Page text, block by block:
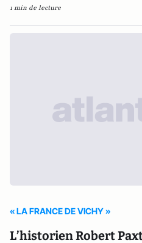
1 min de lecture
« LA FRANCE DE VICHY »
L’historien Robert